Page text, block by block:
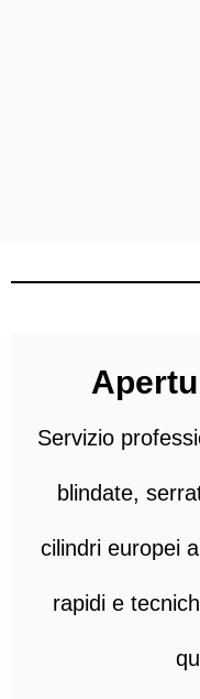
Servizio
blindate,
cilindri europei
rapidi e